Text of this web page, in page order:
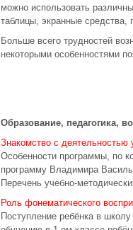
можно использовать
таблицы, экранные
Больше всего трудностей
некоторыми особенностями
Образование, педагогика,
Знакомство с деятельностью
Особенности программы, по
программу Владимира
Перечень учебно-
Роль фонематического
Поступление ребёнка в